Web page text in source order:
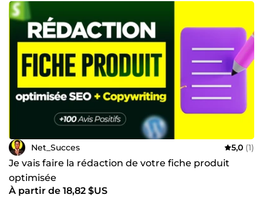
Net_Succes 5,0 (1)
Je vais faire la rédaction de votre fiche produit
optimisée
À partir de 18,82 $US